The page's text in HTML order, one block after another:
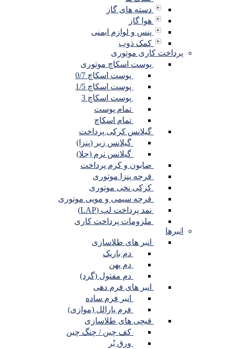
دسته های گاز
هوا گاز
پنس و لوازم ایمنی
کمک ذوب
پرداخت کاری موتوری
پوست اسکاچ موتوری
پوست اسکاچ 0/7
پوست اسکاچ 1/5
پوست اسکاچ 3
تمام پوست
تمام اسکاچ
گیلانس کرکی پرداخت
گیلانس زبر (پنزا)
گیلانس نرم (جلا)
صابون و کرم پرداخت
فرچه پنزا موتوری
کرکی نخی موتوری
فرچه سیمی و مویی موتوری
نمد پرداخت لپ (LAP)
ملزومات پرداخت کاری
انبرها
انبر های طلاسازی
دم باریک
دم پهن
دم مفتول (گرد)
انبر های فرم دهی
انبر فرم ساده
فرم پارالل (موازی)
قیچی های طلاسازی
کف چین / چنگ چین
ورق بُر